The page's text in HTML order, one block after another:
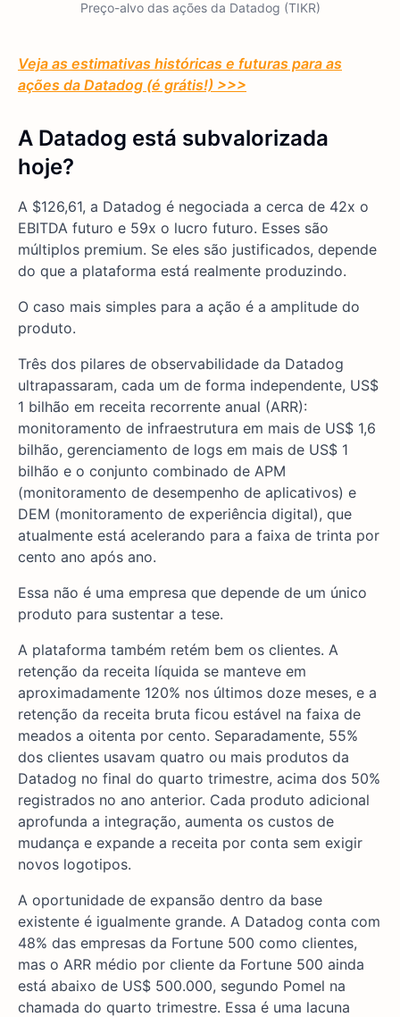
Preço-alvo das ações da Datadog (TIKR)
Veja as estimativas históricas e futuras para as
ações da Datadog (é grátis!) >>>
A Datadog está subvalorizada
hoje?
A $126,61, a Datadog é negociada a cerca de 42x o
EBITDA futuro e 59x o lucro futuro. Esses são
múltiplos premium. Se eles são justificados, depende
do que a plataforma está realmente produzindo.
O caso mais simples para a ação é a amplitude do
produto.
Três dos pilares de observabilidade da Datadog
ultrapassaram, cada um de forma independente, US$
1 bilhão em receita recorrente anual (ARR):
monitoramento de infraestrutura em mais de US$ 1,6
bilhão, gerenciamento de logs em mais de US$ 1
bilhão e o conjunto combinado de APM
(monitoramento de desempenho de aplicativos) e
DEM (monitoramento de experiência digital), que
atualmente está acelerando para a faixa de trinta por
cento ano após ano.
Essa não é uma empresa que depende de um único
produto para sustentar a tese.
A plataforma também retém bem os clientes. A
retenção da receita líquida se manteve em
aproximadamente 120% nos últimos doze meses, e a
retenção da receita bruta ficou estável na faixa de
meados a oitenta por cento. Separadamente, 55%
dos clientes usavam quatro ou mais produtos da
Datadog no final do quarto trimestre, acima dos 50%
registrados no ano anterior. Cada produto adicional
aprofunda a integração, aumenta os custos de
mudança e expande a receita por conta sem exigir
novos logotipos.
A oportunidade de expansão dentro da base
existente é igualmente grande. A Datadog conta com
48% das empresas da Fortune 500 como clientes,
mas o ARR médio por cliente da Fortune 500 ainda
está abaixo de US$ 500.000, segundo Pomel na
chamada do quarto trimestre. Essa é uma lacuna